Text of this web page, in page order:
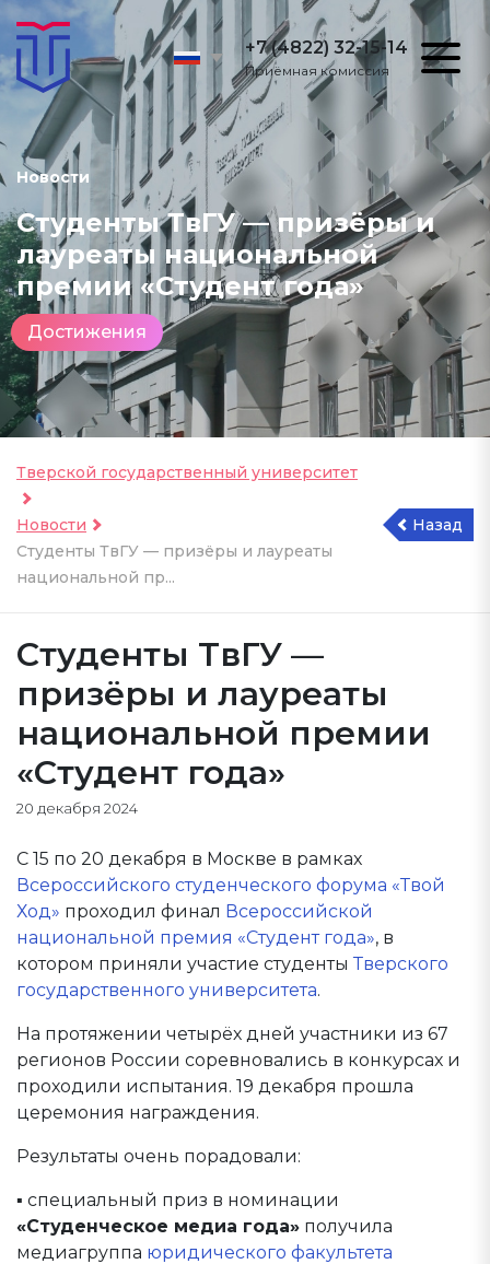
+7 (4822) 32-15-14
Приёмная комиссия
Новости
Студенты ТвГУ — призёры и
лауреаты национальной
премии «Студент года»
Достижения
Тверской государственный университет
Новости
Студенты ТвГУ — призёры и лауреаты
национальной пр...
Назад
Студенты ТвГУ —
призёры и лауреаты
национальной премии
«Студент года»
20 декабря 2024
С 15 по 20 декабря в Москве в рамках
Всероссийского студенческого форума «Твой
Ход» проходил финал Всероссийской
национальной премия «Студент года», в
котором приняли участие студентыТверского
государственного университета.
На протяжении четырёх дней участники из 67
регионов России соревновались в конкурсах и
проходили испытания. 19 декабря прошла
церемония награждения.
Результаты очень порадовали:
▪ специальный приз в номинации
«Студенческое медиа года» получила
медиагруппа юридического факультета